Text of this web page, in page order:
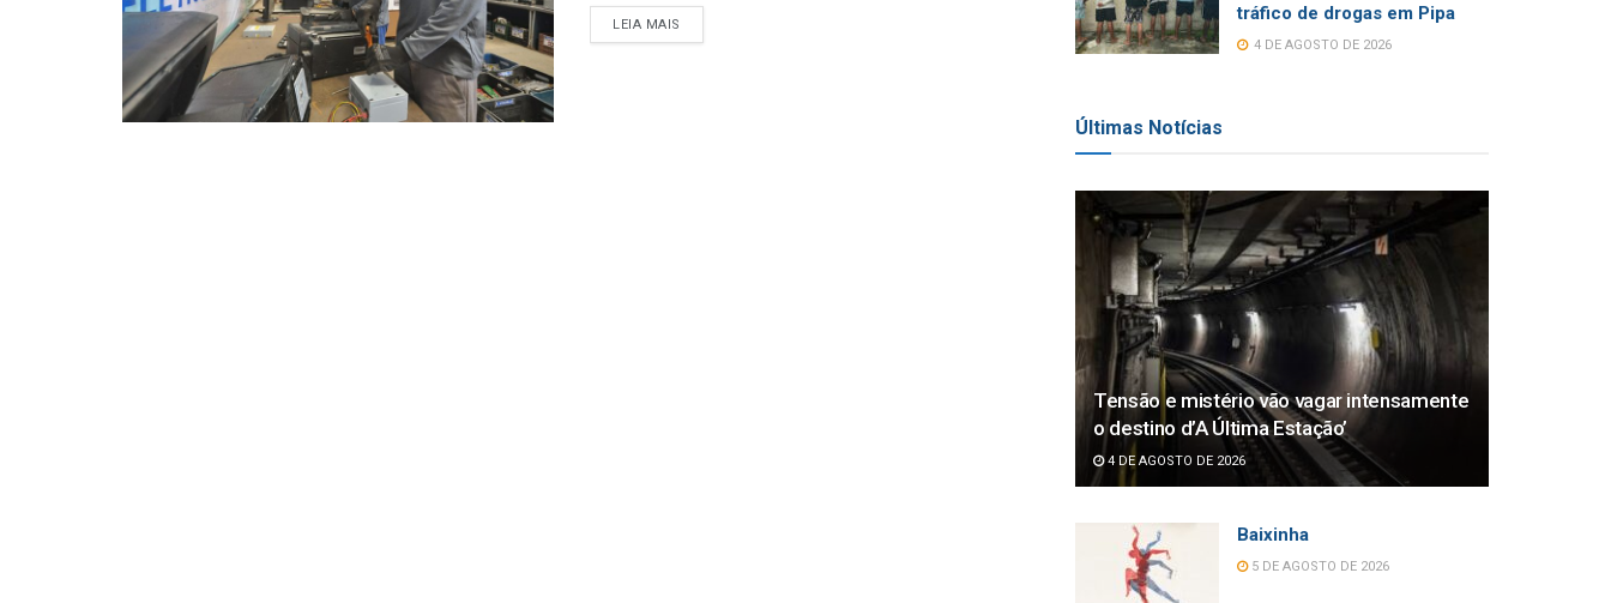
LEIA MAIS
tráfico de drogas em Pipa
4 DE AGOSTO DE 2026
Últimas Notícias
Tensão e mistério vão vagar intensamente
o destino d’A Última Estação’
4 DE AGOSTO DE 2026
Baixinha
5 DE AGOSTO DE 2026